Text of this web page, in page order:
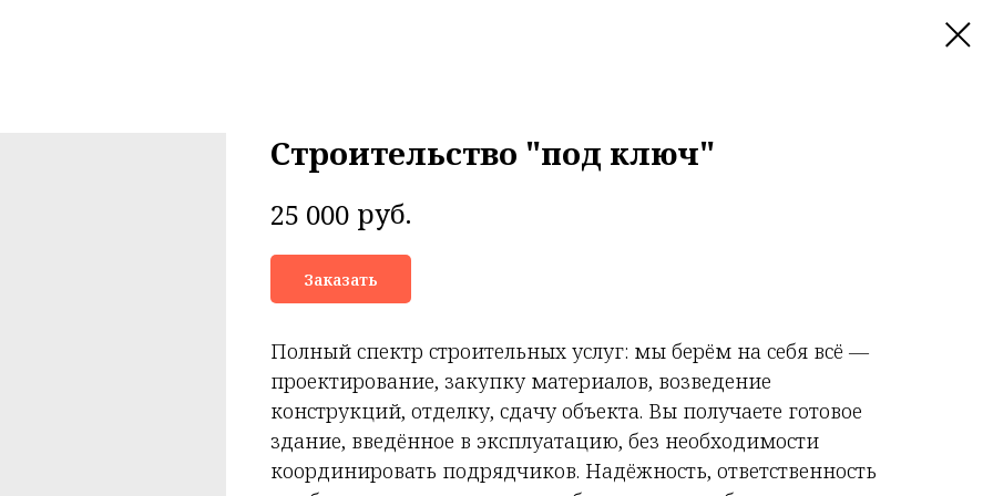
Строительство "под ключ"
25 000 руб.
Заказать
Полный спектр строительных услуг: мы берём на себя всё —
проектирование, закупку материалов, возведение
конструкций, отделку, сдачу объекта. Вы получаете готовое
здание, введённое в эксплуатацию, без необходимости
координировать подрядчиков. Надёжность, ответственность